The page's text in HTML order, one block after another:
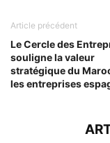
Article précédent
Le Cercle des
souligne la valeur
stratégique du
les entreprises